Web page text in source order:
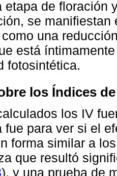
etapa de floración
se
una
está
fotosintética.
los Índices
los IV
fue para ver si el
forma similar a
que resultó
), y una prueba de